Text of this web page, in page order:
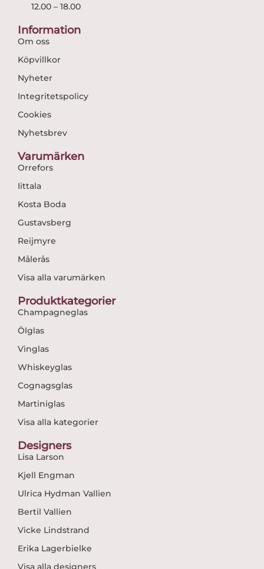
12.00 – 18.00
Information
Om oss
Köpvillkor
Nyheter
Integritetspolicy
Cookies
Nyhetsbrev
Varumärken
Orrefors
Iittala
Kosta Boda
Gustavsberg
Reijmyre
Målerås
Visa alla varumärken
Produktkategorier
Champagneglas
Ölglas
Vinglas
Whiskeyglas
Cognagsglas
Martiniglas
Visa alla kategorier
Designers
Lisa Larson
Kjell Engman
Ulrica Hydman Vallien
Bertil Vallien
Vicke Lindstrand
Erika Lagerbielke
Visa alla designers